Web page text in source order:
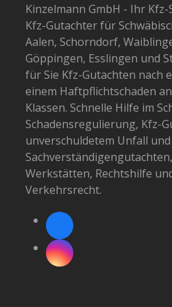
Kinzelmann GmbH - Ihr
Kfz-Gutachter für
Aalen, Schorndorf,
Göppingen, Esslingen und
für Sie Kfz-Gutachten nach
einem Haftpflichtschaden
Klassen. Schnelle Hilfe im
Schadensregulierung, Kfz-
unverschuldetem Unfall
Werkstätten, Rechtshilfe
Verkehrsrecht.
Facebook
Instagram